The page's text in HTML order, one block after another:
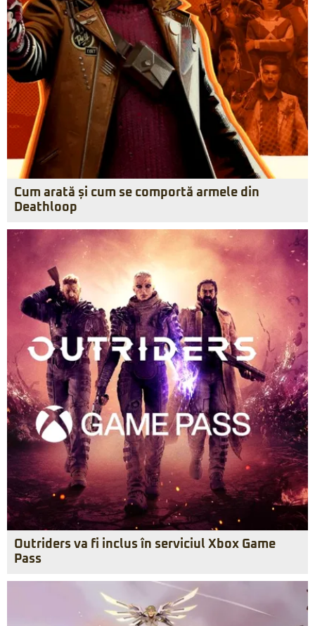
Cum arată și cum se comportă armele din
Deathloop
Outriders va fi inclus în serviciul Xbox Game
Pass